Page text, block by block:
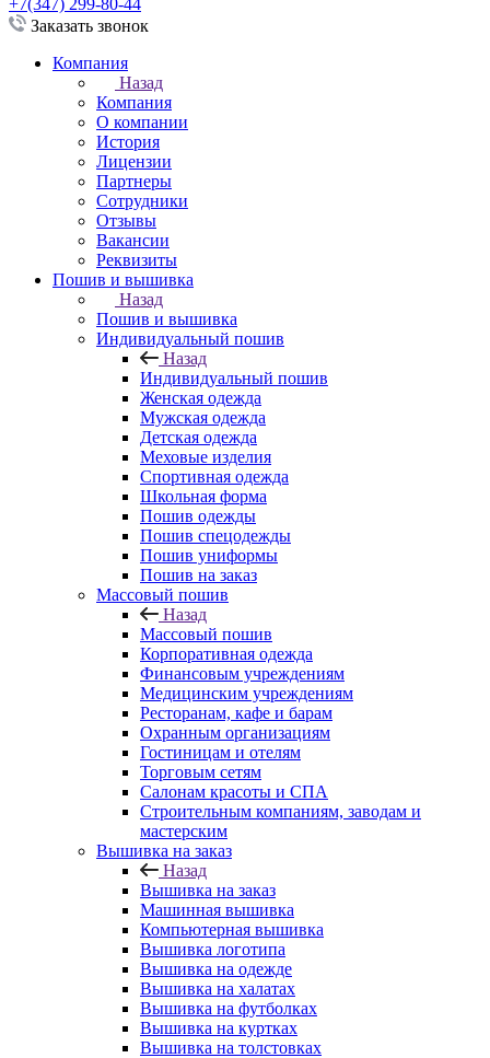
+7(347) 299-80-44
Заказать звонок
Компания
Назад
Компания
О компании
История
Лицензии
Партнеры
Сотрудники
Отзывы
Вакансии
Реквизиты
Пошив и вышивка
Назад
Пошив и вышивка
Индивидуальный пошив
Назад
Индивидуальный пошив
Женская одежда
Мужская одежда
Детская одежда
Меховые изделия
Спортивная одежда
Школьная форма
Пошив одежды
Пошив спецодежды
Пошив униформы
Пошив на заказ
Массовый пошив
Назад
Массовый пошив
Корпоративная одежда
Финансовым учреждениям
Медицинским учреждениям
Ресторанам, кафе и барам
Охранным организациям
Гостиницам и отелям
Торговым сетям
Салонам красоты и СПА
Строительным компаниям, заводам и
мастерским
Вышивка на заказ
Назад
Вышивка на заказ
Машинная вышивка
Компьютерная вышивка
Вышивка логотипа
Вышивка на одежде
Вышивка на халатах
Вышивка на футболках
Вышивка на куртках
Вышивка на толстовках